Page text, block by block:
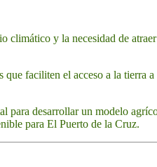
climático y la necesidad de
faciliten el acceso a la tierra a
para desarrollar un modelo
para El Puerto de la Cruz.